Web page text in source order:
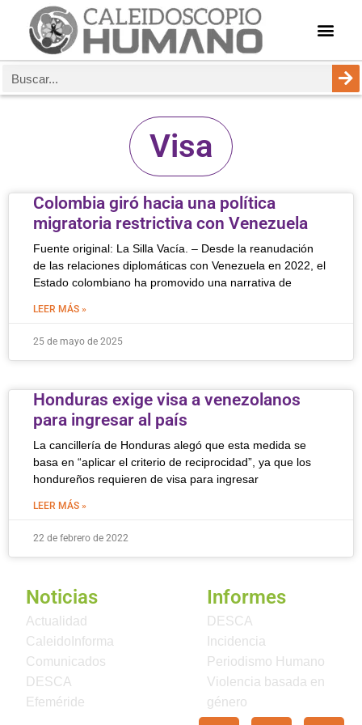
Visa
Colombia giró hacia una política
migratoria restrictiva con Venezuela
Fuente original: La Silla Vacía. – Desde la reanudación
de las relaciones diplomáticas con Venezuela en 2022, el
Estado colombiano ha promovido una narrativa de
LEER MÁS »
25 de mayo de 2025
Honduras exige visa a venezolanos
para ingresar al país
La cancillería de Honduras alegó que esta medida se
basa en “aplicar el criterio de reciprocidad”, ya que los
hondureños requieren de visa para ingresar
LEER MÁS »
22 de febrero de 2022
Noticias
Actualidad
CaleidoInforma
Comunicados
DESCA
Efeméride
Informes
DESCA
Incidencia
Periodismo Humano
Violencia basada en
género